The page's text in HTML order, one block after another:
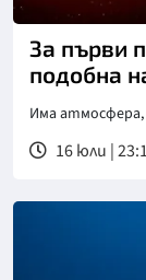
За първи
подобна
Има атмосфера,
16 юли |